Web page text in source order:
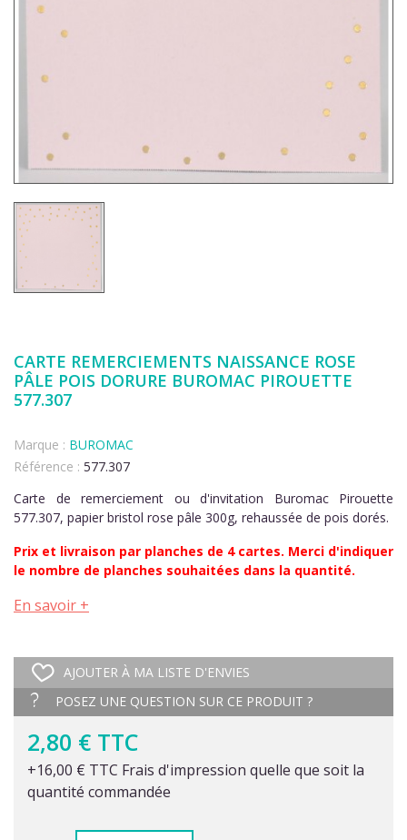
CARTE REMERCIEMENTS NAISSANCE ROSE
PÂLE POIS DORURE BUROMAC PIROUETTE
577.307
Marque : BUROMAC
Référence : 577.307
Carte de remerciement ou d'invitation Buromac Pirouette
577.307, papier bristol rose pâle 300g, rehaussée de pois dorés.
Prix et livraison par planches de 4 cartes. Merci d'indiquer
le nombre de planches souhaitées dans la quantité.
En savoir +
AJOUTER À MA LISTE D'ENVIES
POSEZ UNE QUESTION SUR CE PRODUIT ?
2,80 € TTC
+16,00 € TTC Frais d'impression quelle que soit la
quantité commandée